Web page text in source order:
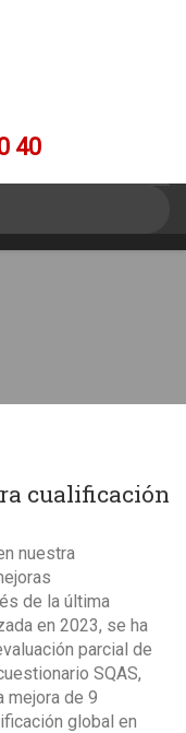
40
cualificación
nuestra
de la última
en 2023, se ha
parcial de
SQAS,
mejora de 9
global en